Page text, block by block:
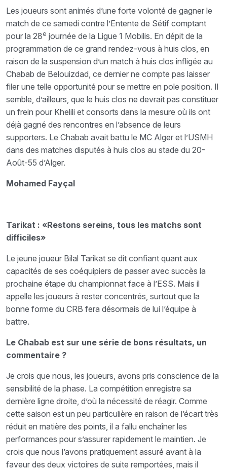
Les joueurs sont animés d’une forte volonté de gagner le
match de ce samedi contre l’Entente de Sétif comptant
pour la 28e journée de la Ligue 1 Mobilis. En dépit de la
programmation de ce grand rendez-vous à huis clos, en
raison de la suspension d’un match à huis clos infligée au
Chabab de Belouizdad, ce dernier ne compte pas laisser
filer une telle opportunité pour se mettre en pole position. Il
semble, d’ailleurs, que le huis clos ne devrait pas constituer
un frein pour Khelili et consorts dans la mesure où ils ont
déjà gagné des rencontres en l’absence de leurs
supporters. Le Chabab avait battu le MC Alger et l’USMH
dans des matches disputés à huis clos au stade du 20-
Août-55 d’Alger.
Mohamed Fayçal
Tarikat : «Restons sereins, tous les matchs sont
difficiles»
Le jeune joueur Bilal Tarikat se dit confiant quant aux
capacités de ses coéquipiers de passer avec succès la
prochaine étape du championnat face à l’ESS. Mais il
appelle les joueurs à rester concentrés, surtout que la
bonne forme du CRB fera désormais de lui l’équipe à
battre.
Le Chabab est sur une série de bons résultats, un
commentaire ?
Je crois que nous, les joueurs, avons pris conscience de la
sensibilité de la phase. La compétition enregistre sa
dernière ligne droite, d’où la nécessité de réagir. Comme
cette saison est un peu particulière en raison de l’écart très
réduit en matière des points, il a fallu enchaîner les
performances pour s’assurer rapidement le maintien. Je
crois que nous l’avons pratiquement assuré avant à la
faveur des deux victoires de suite remportées, mais il